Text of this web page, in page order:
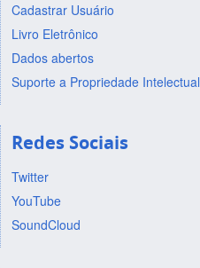
Cadastrar Usuário
Livro Eletrônico
Dados abertos
Suporte a Propriedade Intelectual
Redes Sociais
Twitter
YouTube
SoundCloud